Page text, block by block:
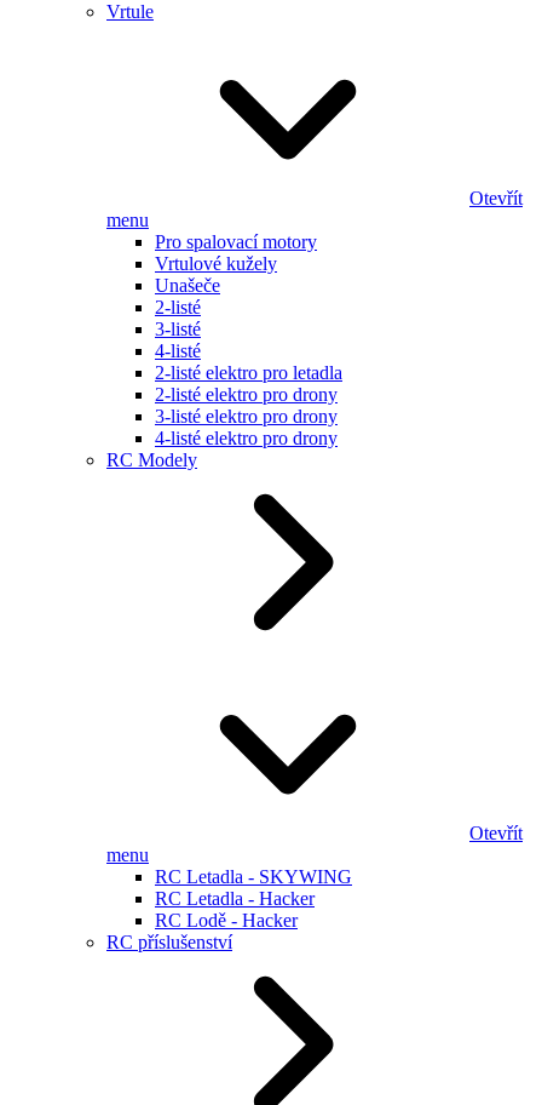
Vrtule
Otevřít
menu
Pro spalovací motory
Vrtulové kužely
Unašeče
2-listé
3-listé
4-listé
2-listé elektro pro letadla
2-listé elektro pro drony
3-listé elektro pro drony
4-listé elektro pro drony
RC Modely
Otevřít
menu
RC Letadla - SKYWING
RC Letadla - Hacker
RC Lodě - Hacker
RC příslušenství